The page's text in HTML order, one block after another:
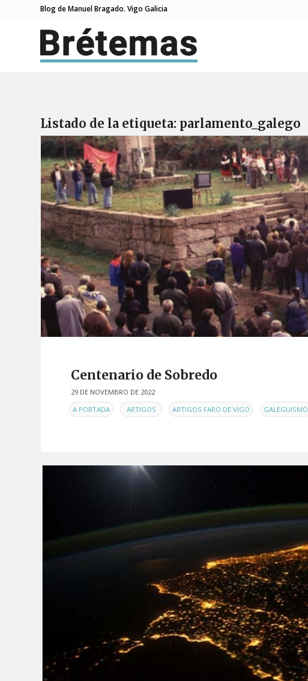
Blog de Manuel Bragado. Vigo Galicia
Listado de la etiqueta: parlamento_galego
Centenario de Sobredo
29 DE NOVEMBRO DE 2022
ENA PORTADA ARTIGOS ARTIGOS FARO DE VIGO GALEGUISMO